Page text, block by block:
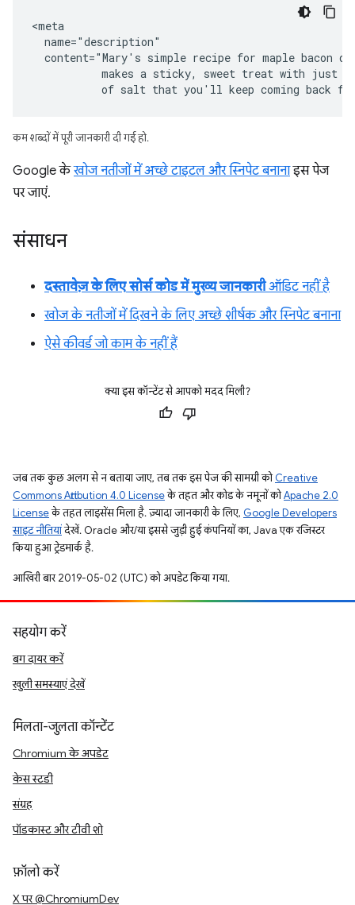
<meta
  name="description"
content="Mary's simple recipe for maple bacon
makes a sticky, sweet treat with just a
of salt that you'll keep coming back
कम शब्दों में पूरी जानकारी दी गई हो.
Google केखोज नतीजों में अच्छे टाइटल और स्निपेट बनानाइस पेज
पर जाएं.
संसाधन
दस्तावेज़ के लिए सोर्स कोड में मुख्य जानकारीऑडिट नहीं है
खोज के नतीजों में दिखने के लिए अच्छे शीर्षक और स्निपेट बनाना
ऐसे कीवर्ड जो काम के नहीं हैं
क्या इस कॉन्टेंट से आपको मदद मिली?
जब तक कुछ अलग से न बताया जाए, तब तक इस पेज की सामग्री कोCreative
Commons Attribution 4.0 Licenseके तहत और कोड के नमूनों कोApache 2.0
Licenseके तहत लाइसेंस मिला है. ज़्यादा जानकारी के लिए, Google Developers
साइट नीतियांदेखें. Oracle और/या इससे जुड़ी हुई कंपनियों का, Java एक रजिस्टर
किया हुआ ट्रेडमार्क है.
आखिरी बार 2019-05-02 (UTC) को अपडेट किया गया.
सहयोग करें
बग दायर करें
खुली समस्याएं देखें
मिलता-जुलता कॉन्टेंट
Chromium के अपडेट
केस स्टडी
संग्रह
पॉडकास्ट और टीवी शो
फ़ॉलो करें
X पर @ChromiumDev